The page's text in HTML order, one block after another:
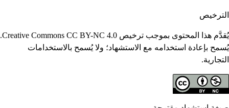
الترخيص
يُقدَّم هذا المحتوى بموجب ترخيص Creative Commons CC BY-NC 4.0.
يُسمح بإعادة استخدامه مع الاستشهاد؛ ولا يُسمح بالاستخدامات
التجارية.